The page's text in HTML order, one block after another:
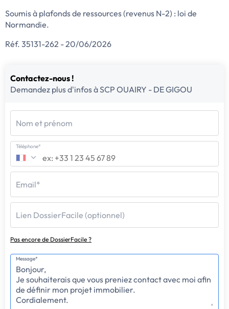
Soumis à plafonds de ressources (revenus N-2) : loi de
Normandie.
Réf. 35131-262 - 20/06/2026
Contactez-nous !
Demandez plus d'infos à SCP OUAIRY - DE GIGOU
Nom et prénom
Téléphone*
Email*
Lien DossierFacile (optionnel)
Pas encore de DossierFacile ?
Message*